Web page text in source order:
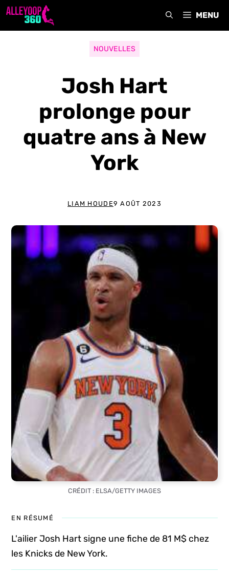
Aller
MENU
NOUVELLES
Josh Hart
prolonge pour
quatre ans à New
York
LIAM HOUDE9 AOÛT 2023
CRÉDIT : ELSA/GETTY IMAGES
EN RÉSUMÉ
L'ailier Josh Hart signe une fiche de 81 M$ chez
les Knicks de New York.